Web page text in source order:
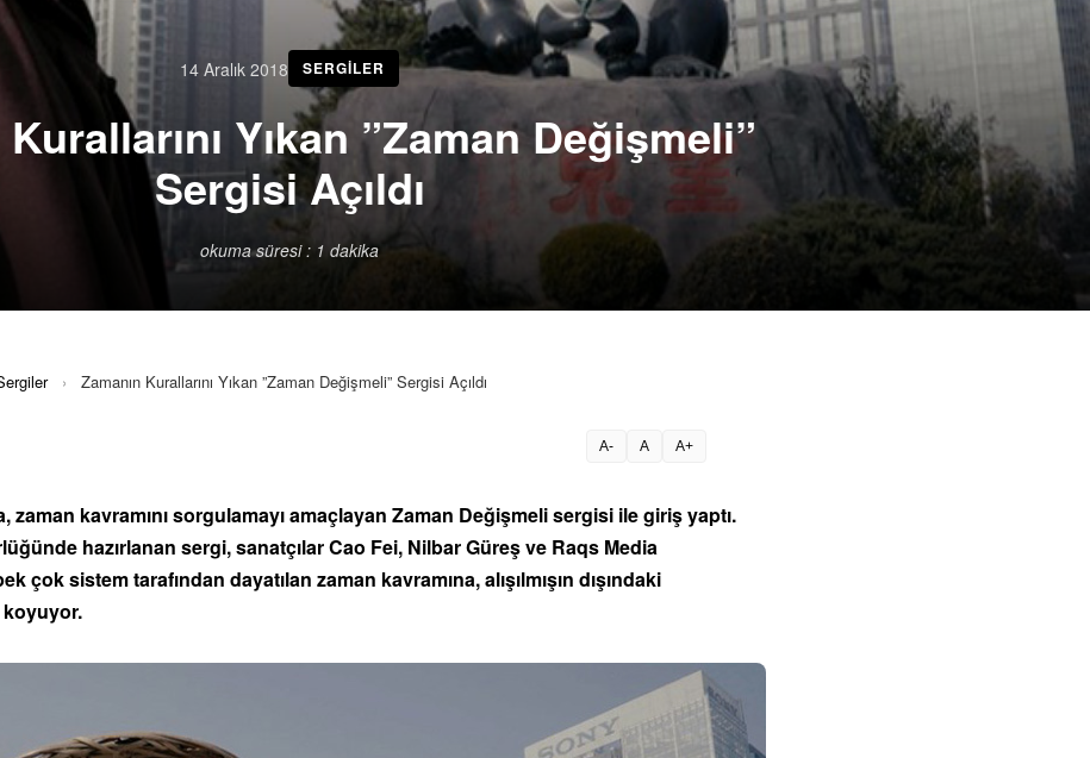
14 Aralık 2018 SERGILER
Kurallarını Yıkan ”Zaman Değişmeli”
Sergisi Açıldı
okuma süresi : 1 dakika
› Zamanın Kurallarını Yıkan ”Zaman Değişmeli” Sergisi Açıldı
A- A A+
zaman kavramını sorgulamayı amaçlayan Zaman Değişmeli sergisi ile giriş yaptı.
hazırlanan sergi, sanatçılar Cao Fei, Nilbar Güreş ve Raqs Media
çok sistem tarafından dayatılan zaman kavramına, alışılmışın dışındaki
koyuyor.